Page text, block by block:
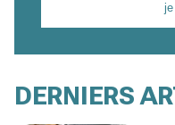
DERNIERS